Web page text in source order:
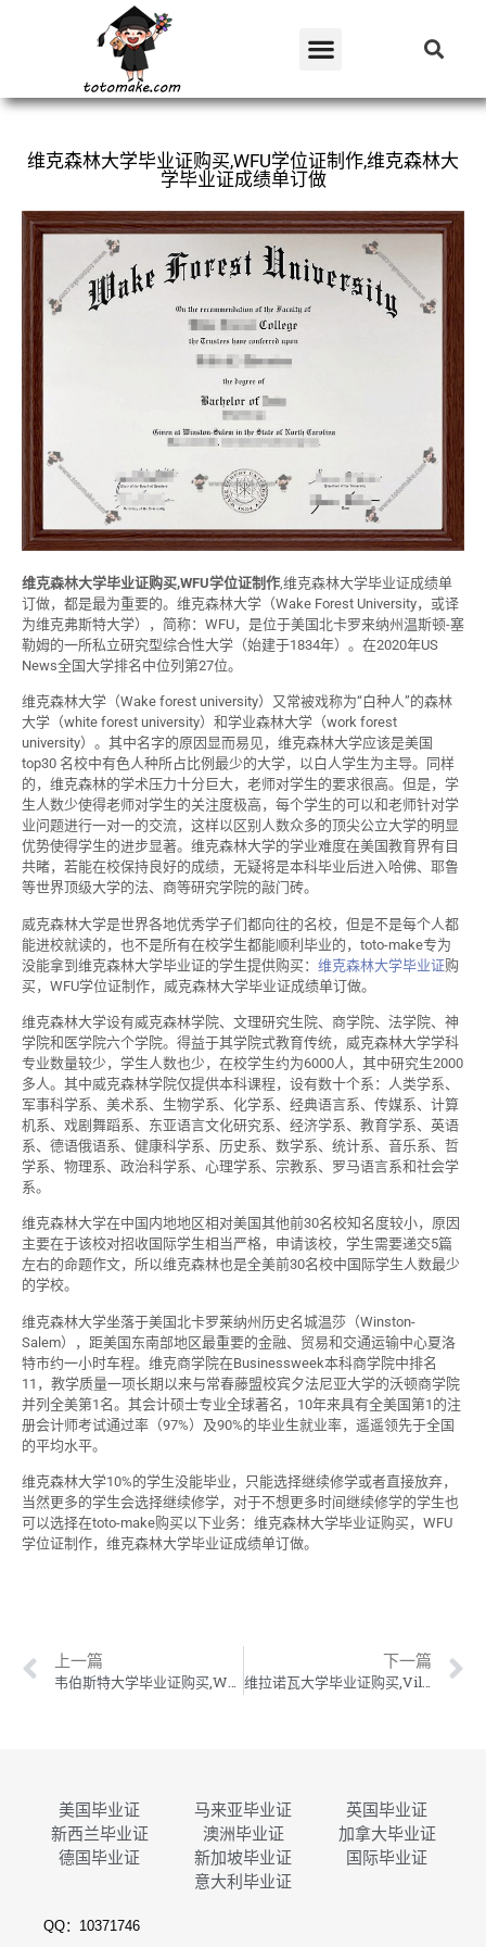
维克森林大学毕业证购买,WFU学位证制作,维克森林大
学毕业证成绩单订做
维克森林大学毕业证购买,WFU学位证制作 ,维克森林大学毕业证成绩单
订做，都是最为重要的。维克森林大学（Wake Forest University，或译
为维克弗斯特大学），简称：WFU，是位于美国北卡罗来纳州温斯顿-塞
勒姆的一所私立研究型综合性大学（始建于1834年）。在2020年US
News全国大学排名中位列第27位。
维克森林大学（Wake forest university）又常被戏称为“白种人”的森林
大学（white forest university）和学业森林大学（work forest
university）。其中名字的原因显而易见，维克森林大学应该是美国
top30 名校中有色人种所占比例最少的大学，以白人学生为主导。同样
的，维克森林的学术压力十分巨大，老师对学生的要求很高。但是，学
生人数少使得老师对学生的关注度极高，每个学生的可以和老师针对学
业问题进行一对一的交流，这样以区别人数众多的顶尖公立大学的明显
优势使得学生的进步显著。维克森林大学的学业难度在美国教育界有目
共睹，若能在校保持良好的成绩，无疑将是本科毕业后进入哈佛、耶鲁
等世界顶级大学的法、商等研究学院的敲门砖。
威克森林大学是世界各地优秀学子们都向往的名校，但是不是每个人都
能进校就读的，也不是所有在校学生都能顺利毕业的，toto-make专为
没能拿到维克森林大学毕业证的学生提供购买： 维克森林大学毕业证购
买，WFU学位证制作，威克森林大学毕业证成绩单订做。
维克森林大学设有威克森林学院、文理研究生院、商学院、法学院、神
学院和医学院六个学院。得益于其学院式教育传统，威克森林大学学科
专业数量较少，学生人数也少，在校学生约为6000人，其中研究生2000
多人。其中威克森林学院仅提供本科课程，设有数十个系：人类学系、
军事科学系、美术系、生物学系、化学系、经典语言系、传媒系、计算
机系、戏剧舞蹈系、东亚语言文化研究系、经济学系、教育学系、英语
系、德语俄语系、健康科学系、历史系、数学系、统计系、音乐系、哲
学系、物理系、政治科学系、心理学系、宗教系、罗马语言系和社会学
系。
维克森林大学在中国内地地区相对美国其他前30名校知名度较小，原因
主要在于该校对招收国际学生相当严格，申请该校，学生需要递交5篇
左右的命题作文，所以维克森林也是全美前30名校中国际学生人数最少
的学校。
维克森林大学坐落于美国北卡罗莱纳州历史名城温莎（Winston-
Salem），距美国东南部地区最重要的金融、贸易和交通运输中心夏洛
特市约一小时车程。维克商学院在Businessweek本科商学院中排名
11，教学质量一项长期以来与常春藤盟校宾夕法尼亚大学的沃顿商学院
并列全美第1名。其会计硕士专业全球著名，10年来具有全美国第1的注
册会计师考试通过率（97%）及90%的毕业生就业率，遥遥领先于全国
的平均水平。
维克森林大学10%的学生没能毕业，只能选择继续修学或者直接放弃，
当然更多的学生会选择继续修学，对于不想更多时间继续修学的学生也
可以选择在toto-make购买以下业务：维克森林大学毕业证购买，WFU
学位证制作，维克森林大学毕业证成绩单订做。
上一篇 下一篇
美国毕业证 马来亚毕业证
英国毕业证
新西兰毕业证
澳洲毕业证
加拿大毕业证
德国毕业证
新加坡毕业证
国际毕业证
意大利毕业证
QQ：10371746